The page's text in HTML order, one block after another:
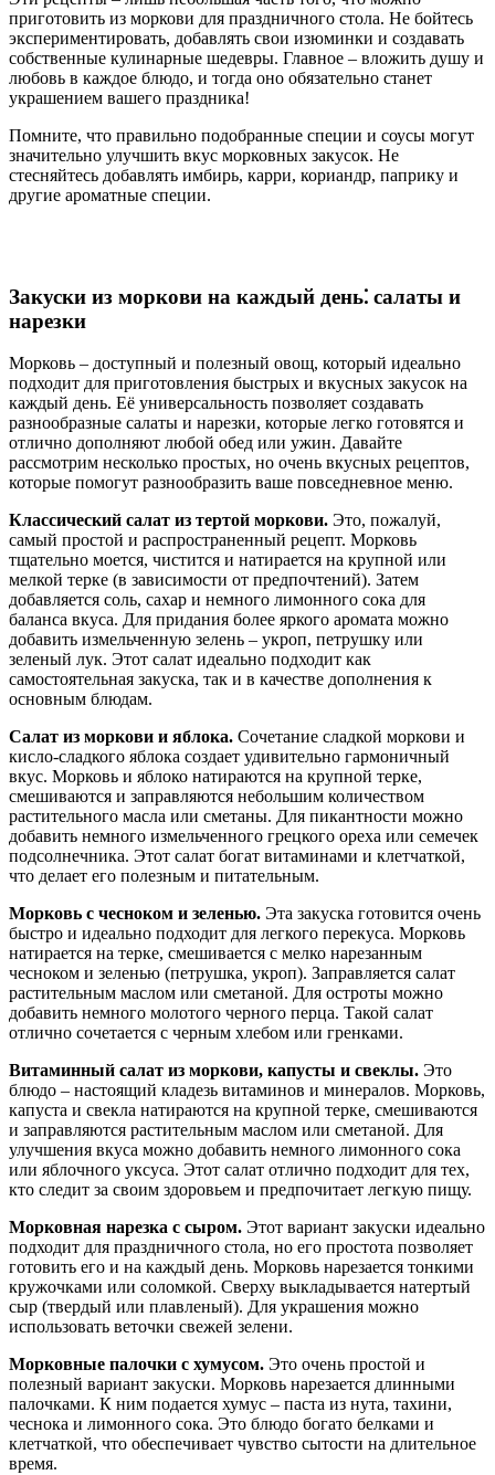
приготовить из моркови для праздничного стола. Не бойтесь
экспериментировать, добавлять свои изюминки и создавать
собственные кулинарные шедевры. Главное – вложить душу и
любовь в каждое блюдо, и тогда оно обязательно станет
украшением вашего праздника!
Помните, что правильно подобранные специи и соусы могут
значительно улучшить вкус морковных закусок. Не
стесняйтесь добавлять имбирь, карри, кориандр, паприку и
другие ароматные специи.
Закуски из моркови на каждый день⁚ салаты и
нарезки
Морковь – доступный и полезный овощ, который идеально
подходит для приготовления быстрых и вкусных закусок на
каждый день. Её универсальность позволяет создавать
разнообразные салаты и нарезки, которые легко готовятся и
отлично дополняют любой обед или ужин. Давайте
рассмотрим несколько простых, но очень вкусных рецептов,
которые помогут разнообразить ваше повседневное меню.
Классический салат из тертой моркови. Это, пожалуй,
самый простой и распространенный рецепт. Морковь
тщательно моется, чистится и натирается на крупной или
мелкой терке (в зависимости от предпочтений). Затем
добавляется соль, сахар и немного лимонного сока для
баланса вкуса. Для придания более яркого аромата можно
добавить измельченную зелень – укроп, петрушку или
зеленый лук. Этот салат идеально подходит как
самостоятельная закуска, так и в качестве дополнения к
основным блюдам.
Салат из моркови и яблока. Сочетание сладкой моркови и
кисло-сладкого яблока создает удивительно гармоничный
вкус. Морковь и яблоко натираются на крупной терке,
смешиваются и заправляются небольшим количеством
растительного масла или сметаны. Для пикантности можно
добавить немного измельченного грецкого ореха или семечек
подсолнечника. Этот салат богат витаминами и клетчаткой,
что делает его полезным и питательным.
Морковь с чесноком и зеленью. Эта закуска готовится очень
быстро и идеально подходит для легкого перекуса. Морковь
натирается на терке, смешивается с мелко нарезанным
чесноком и зеленью (петрушка, укроп). Заправляется салат
растительным маслом или сметаной. Для остроты можно
добавить немного молотого черного перца. Такой салат
отлично сочетается с черным хлебом или гренками.
Витаминный салат из моркови, капусты и свеклы. Это
блюдо – настоящий кладезь витаминов и минералов. Морковь,
капуста и свекла натираются на крупной терке, смешиваются
и заправляются растительным маслом или сметаной. Для
улучшения вкуса можно добавить немного лимонного сока
или яблочного уксуса. Этот салат отлично подходит для тех,
кто следит за своим здоровьем и предпочитает легкую пищу.
Морковная нарезка с сыром. Этот вариант закуски идеально
подходит для праздничного стола, но его простота позволяет
готовить его и на каждый день. Морковь нарезается тонкими
кружочками или соломкой. Сверху выкладывается натертый
сыр (твердый или плавленый). Для украшения можно
использовать веточки свежей зелени.
Морковные палочки с хумусом. Это очень простой и
полезный вариант закуски. Морковь нарезается длинными
палочками. К ним подается хумус – паста из нута, тахини,
чеснока и лимонного сока. Это блюдо богато белками и
клетчаткой, что обеспечивает чувство сытости на длительное
время.